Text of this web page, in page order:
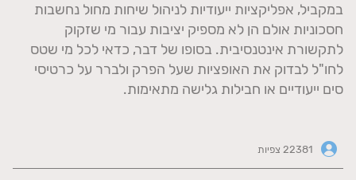
במקביל, אפליקציות ייעודיות לניהול שיחות מחול נחשבות
חסכוניות אולם הן לא מספיק יציבות עבור מי שזקוק
לתקשורת אינטנסיבית. בסופו של דבר, כדאי לכל מי שטס
לחו"ל לבדוק את האופציות שעל הפרק ולברר על כרטיסי
סים ייעודיים או חבילות גלישה מתאימות.